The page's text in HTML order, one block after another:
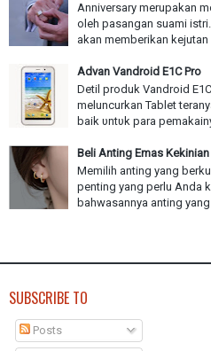
Anniversary merupakan
oleh pasangan suami
akan memberikan kejutan
Advan Vandroid E1C Pro
Detil produk Vandroid
meluncurkan Tablet
baik υntυk раrа
Beli Anting Emas
Memilih anting yang
penting yang perlu Anda
bahwasannya anting
SUBSCRIBE TO
Posts